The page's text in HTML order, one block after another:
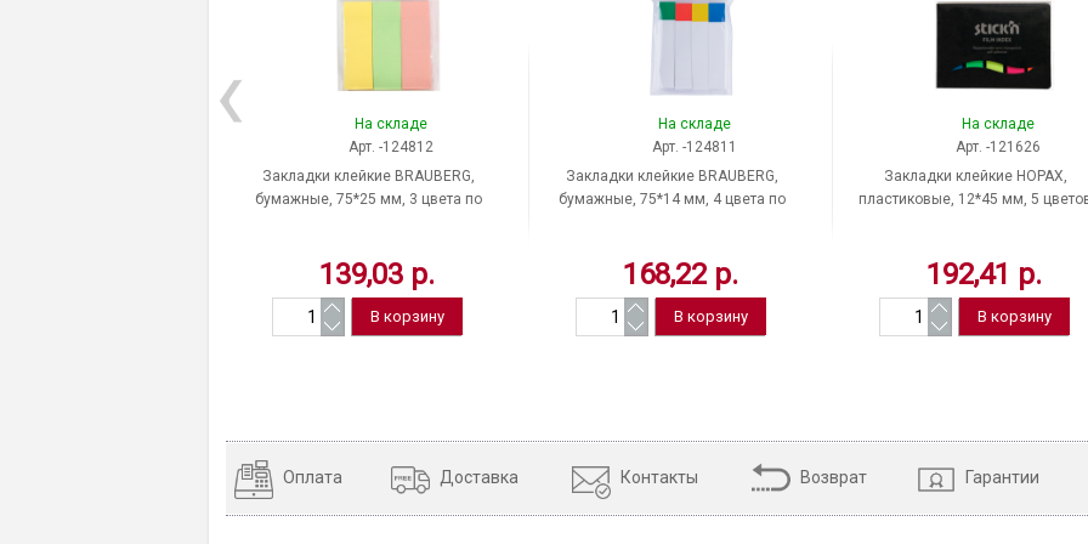
На складе
Арт. -124812
Закладки клейкие BRAUBERG,
бумажные, 75*25 мм, 3 цвета по
139,03 р.
На складе
Арт. -124811
Закладки клейкие BRAUBERG,
бумажные, 75*14 мм, 4 цвета по
168,22 р.
На складе
Арт. -121626
Закладки клейкие HOPAX,
пластиковые, 12*45 мм, 5
192,41 р.
Оплата Доставка Контакты Возврат Гарантии